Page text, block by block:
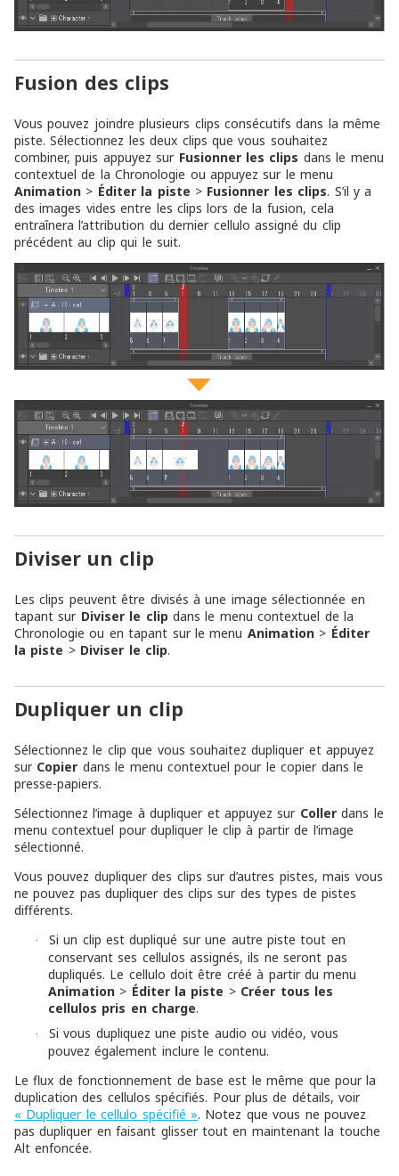
Fusion des clips
Vous pouvez joindre plusieurs clips consécutifs dans la même
piste. Sélectionnez les deux clips que vous souhaitez
combiner, puis appuyez sur Fusionner les clips dans le menu
contextuel de la Chronologie ou appuyez sur le menu
Animation > Éditer la piste > Fusionner les clips. S’il y a
des images vides entre les clips lors de la fusion, cela
entraînera l’attribution du dernier cellulo assigné du clip
précédent au clip qui le suit.
Diviser un clip
Les clips peuvent être divisés à une image sélectionnée en
tapant sur Diviser le clipdans le menu contextuel de la
Chronologie ou en tapant sur le menu Animation> Éditer
la piste > Diviser le clip.
Dupliquer un clip
Sélectionnez le clip que vous souhaitez dupliquer et appuyez
sur Copier dans le menu contextuel pour le copier dans le
presse-papiers.
Sélectionnez l’image à dupliquer et appuyez sur Collerdans le
menu contextuel pour dupliquer le clip à partir de l’image
sélectionné.
Vous pouvez dupliquer des clips sur d’autres pistes, mais vous
ne pouvez pas dupliquer des clips sur des types de pistes
différents.
·
Si un clip est dupliqué sur une autre piste tout en
conservant ses cellulos assignés, ils ne seront pas
dupliqués. Le cellulo doit être créé à partir du menu
Animation> Éditer la piste > Créer tous les
cellulos pris en charge.
·
Si vous dupliquez une piste audio ou vidéo, vous
pouvez également inclure le contenu.
Le flux de fonctionnement de base est le même que pour la
duplication des cellulos spécifiés. Pour plus de détails, voir
« Dupliquer le cellulo spécifié ». Notez que vous ne pouvez
pas dupliquer en faisant glisser tout en maintenant la touche
Alt enfoncée.